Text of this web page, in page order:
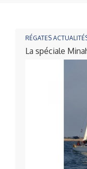
RÉGATES
La spéciale